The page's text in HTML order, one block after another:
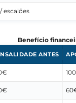
escalões
Benefício
ANTES